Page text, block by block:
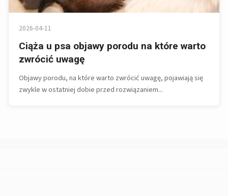
2026-04-11
Ciąża u psa objawy porodu na które warto
zwrócić uwagę
Objawy porodu, na które warto zwrócić uwagę, pojawiają się
zwykle w ostatniej dobie przed rozwiązaniem...